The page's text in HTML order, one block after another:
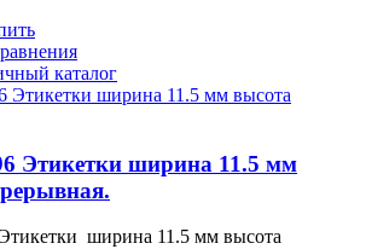
каталог
Этикетки ширина 11.5 мм
ширина 11.5 мм высота